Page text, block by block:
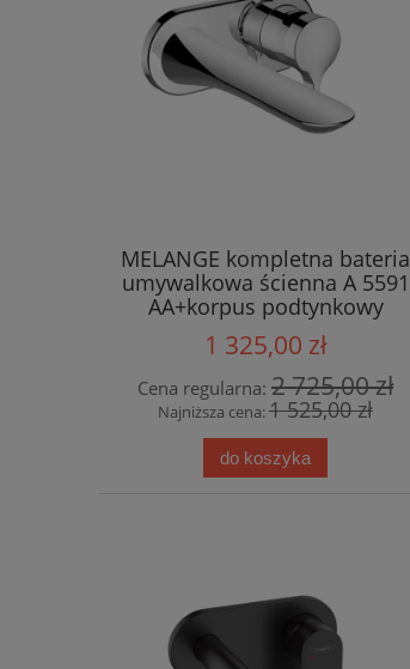
MELANGE kompletna bateria
umywalkowa ścienna A 5591
AA+korpus podtynkowy
A5948NU Ideal Standard
1 325,00 zł
Cena regularna: 2 725,00 zł
Najniższa cena:1 525,00 zł
do koszyka